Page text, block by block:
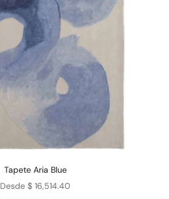
Tapete Aria Blue
Precio de oferta
Desde $ 16,514.40